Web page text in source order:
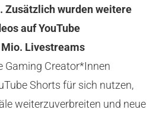
Zusätzlich wurden weitere
auf YouTube
Livestreams
Gaming Creator*Innen
Shorts für sich nutzen,
weiterzuverbreiten und neue